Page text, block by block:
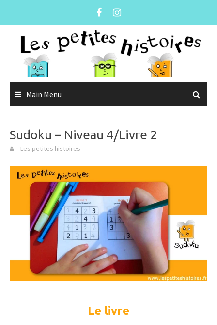
Main Menu
Sudoku – Niveau 4/Livre 2
Les petites histoires
Le livre